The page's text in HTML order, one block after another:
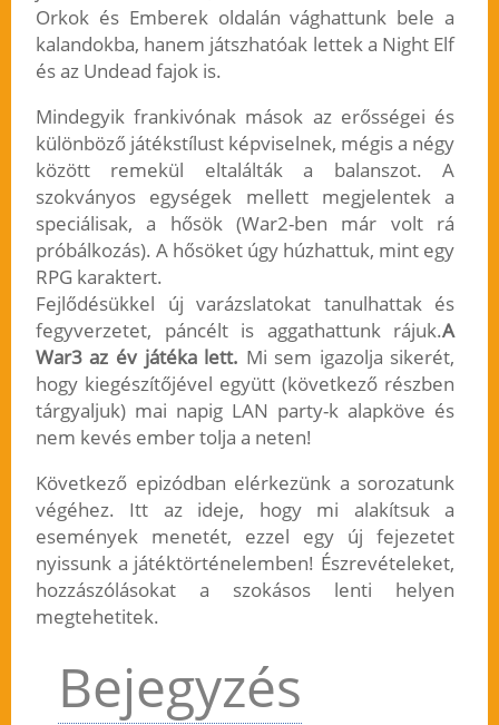
Orkok és Emberek oldalán vághattunk bele a
kalandokba, hanem játszhatóak lettek a Night Elf
és az Undead fajok is.
Mindegyik frankivónak mások az erősségei és
különböző játékstílust képviselnek, mégis a négy
között remekül eltalálták a balanszot. A
szokványos egységek mellett megjelentek a
speciálisak, a hősök (War2-ben már volt rá
próbálkozás). A hősöket úgy húzhattuk, mint egy
RPG karaktert.
Fejlődésükkel új varázslatokat tanulhattak és
fegyverzetet, páncélt is aggathattunk rájuk.A
War3 az év játéka lett. Mi sem igazolja sikerét,
hogy kiegészítőjével együtt (következő részben
tárgyaljuk) mai napig LAN party-k alapköve és
nem kevés ember tolja a neten!
Következő epizódban elérkezünk a sorozatunk
végéhez. Itt az ideje, hogy mi alakítsuk a
események menetét, ezzel egy új fejezetet
nyissunk a játéktörténelemben! Észrevételeket,
hozzászólásokat a szokásos lenti helyen
megtehetitek.
Bejegyzés